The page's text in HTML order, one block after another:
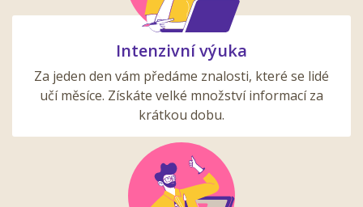
Intenzivní výuka
Za jeden den vám předáme znalosti, které se lidé
učí měsíce. Získáte velké množství informací za
krátkou dobu.